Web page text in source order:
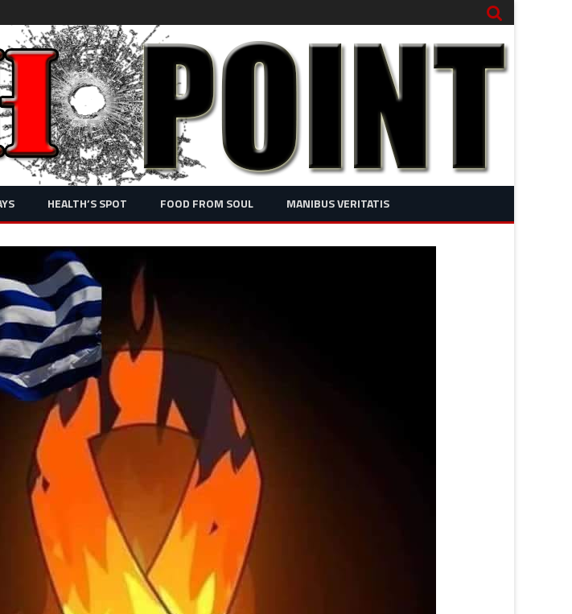
Skip
content
HEALTH’S SPOT FOOD FROM SOUL MANIBUS VERITATIS